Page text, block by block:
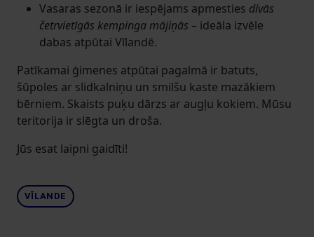
Vasaras sezonā ir iespējams apmesties divās
četrvietīgās kempinga mājiņās – ideāla izvēle
dabas atpūtai Vīlandē.
Patīkamai ģimenes atpūtai pagalmā ir batuts,
šūpoles ar slidkalniņu un smilšu kaste mazākiem
bērniem. Skaists puķu dārzs ar augļu kokiem. Mūsu
teritorija ir slēgta un droša.
Jūs esat laipni gaidīti!
VĪLANDE